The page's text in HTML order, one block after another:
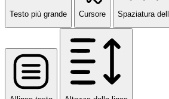
Testo più grande Cursore Spaziatura